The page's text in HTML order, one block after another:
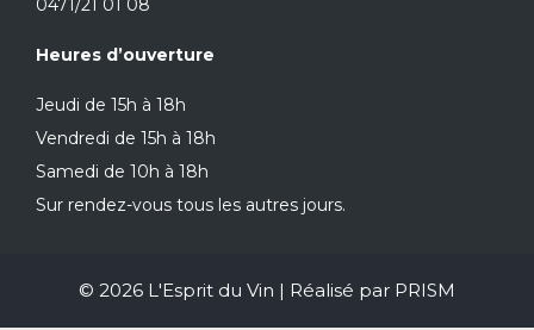
Heures d’ouverture
Jeudi de 15h à 18h
Vendredi de 15h à 18h
Samedi de 10h à 18h
Sur rendez-vous tous les autres jours.
© 2026 L'Esprit du Vin | Réalisé par PRISM